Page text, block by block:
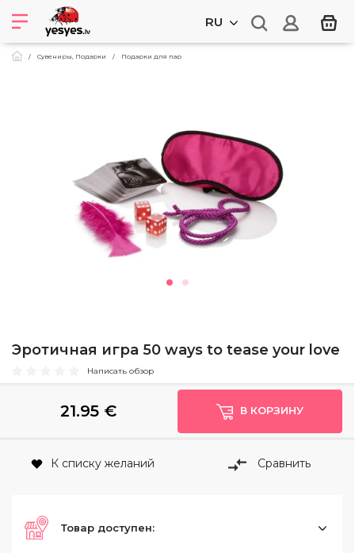
RU
Сувениры, Подарки Подарки для пар
Эротичная игра 50 ways to tease your love
Написать обзор
21.95 € В КОРЗИНУ
К списку желаний Сравнить
Товар доступен: